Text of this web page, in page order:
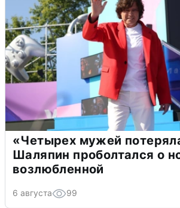
«Четырех мужей
Шаляпин проболтался о
возлюбленной
6 августа 99